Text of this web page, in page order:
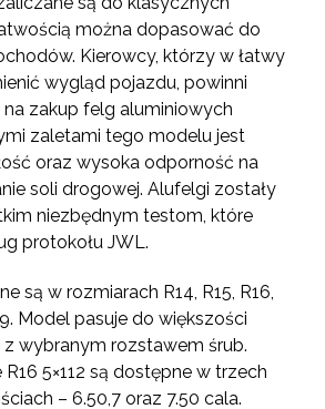
można dopasować do
Kierowcy, którzy w łatwy
wygląd pojazdu, powinni
zakup felg aluminiowych
zaletami tego modelu jest
oraz wysoka odporność na
soli drogowej. Alufelgi zostały
niezbędnym testom, które
protokołu JWL.
są w rozmiarach R14, R15, R16,
Model pasuje do większości
wybranym rozstawem śrub.
5×112 są dostępne w trzech
– 6.50,7 oraz 7.50 cala.